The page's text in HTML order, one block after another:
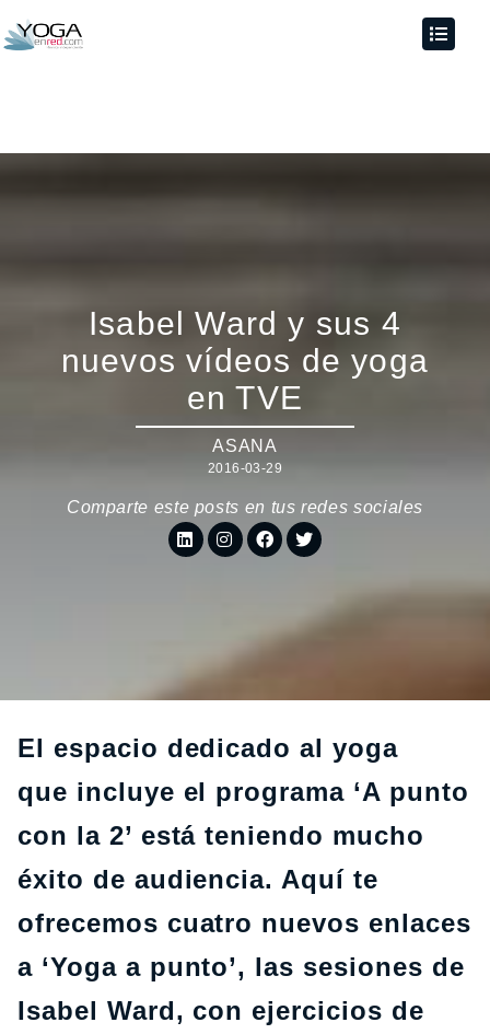
Isabel Ward y sus 4
nuevos vídeos de yoga
en TVE
ASANA
2016-03-29
Comparte este posts en tus redes sociales
El espacio dedicado al yoga
que incluye el programa ‘A punto
con la 2’ está teniendo mucho
éxito de audiencia. Aquí te
ofrecemos cuatro nuevos enlaces
a ‘Yoga a punto’, las sesiones de
Isabel Ward, con ejercicios de